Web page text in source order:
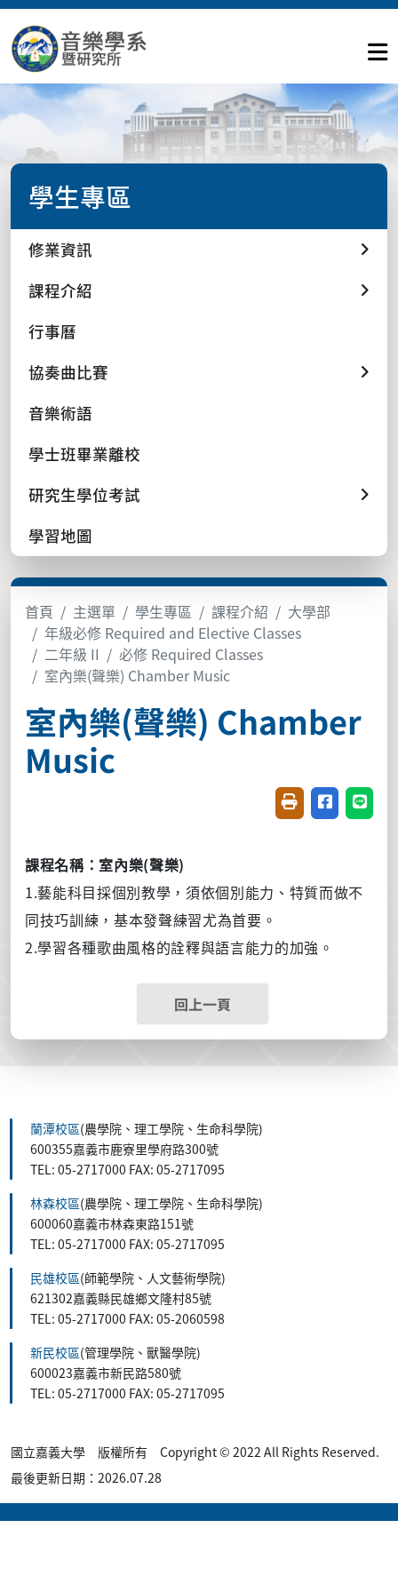
學生專區
修業資訊
課程介紹
行事曆
協奏曲比賽
音樂術語
學士班畢業離校
研究生學位考試
學習地圖
首頁 主選單 學生專區 課程介紹
大學部
年級必修 Required and Elective Classes
二年級 II
必修 Required Classes
室內樂(聲樂) Chamber Music
室內樂(聲樂) Chamber
Music
友善列印(開新視
分享至臉書
分享
課程名稱：室內樂(聲樂)
1.藝能科目採個別教學，須依個別能力、特質而做不
同技巧訓練，基本發聲練習尤為首要。
2.學習各種歌曲風格的詮釋與語言能力的加強。
回上一頁
蘭潭校區(農學院、理工學院、生命科學院)
600355嘉義市鹿寮里學府路300號
TEL: 05-2717000 FAX: 05-2717095
林森校區(農學院、理工學院、生命科學院)
600060嘉義市林森東路151號
TEL: 05-2717000 FAX: 05-2717095
民雄校區(師範學院、人文藝術學院)
621302嘉義縣民雄鄉文隆村85號
TEL: 05-2717000 FAX: 05-2060598
新民校區(管理學院、獸醫學院)
600023嘉義市新民路580號
TEL: 05-2717000 FAX: 05-2717095
國立嘉義大學 版權所有 Copyright © 2022 All Rights Reserved.
最後更新日期：2026.07.28